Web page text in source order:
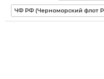
ЧФ РФ (Черноморский флот